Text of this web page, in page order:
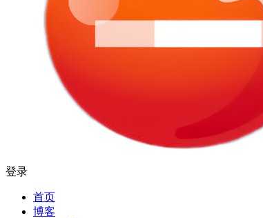
登录
首页
博客